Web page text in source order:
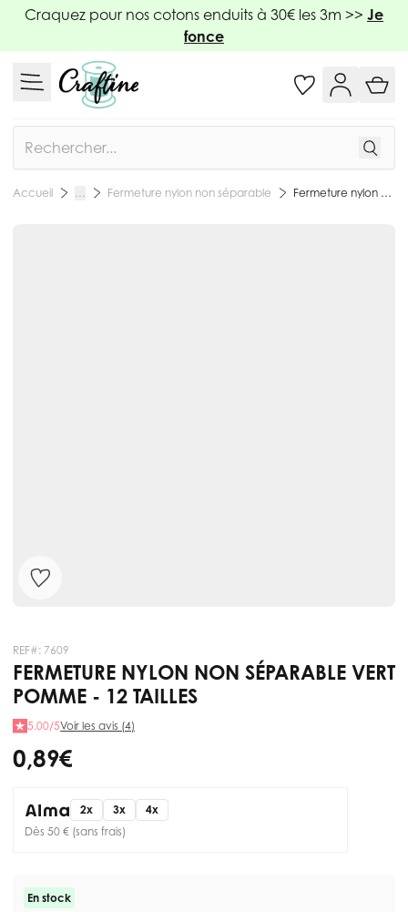
Allez au contenu
Craquez pour nos cotons enduits à 30€ les 3m >> Je
fonce
Accueil … Fermeture nylon non séparable Fermeture nylon non séparable Vert pomme - 12 tailles
REF#: 7609
FERMETURE NYLON NON SÉPARABLE VERT
POMME - 12 TAILLES
5.00/5Voir les avis (4)
0,89 €
2x 3x
4x
Dès 50 € (sans frais)
En stock